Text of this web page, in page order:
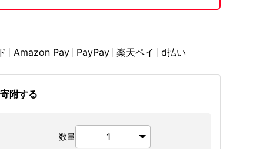
Amazon Pay PayPay 楽天ペイ d払い
附する
数量